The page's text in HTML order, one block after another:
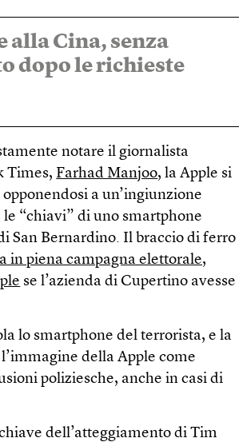
alla Cina, senza
dopo le richieste
notare il giornalista
Times, Farhad Manjoo, la Apple si
a un’ingiunzione
“chiavi” di uno smartphone
San Bernardino. Il braccio di ferro
in piena campagna elettorale,
se l’azienda di Cupertino avesse
lo smartphone del terrorista, e la
della Apple come
poliziesche, anche in casi di
dell’atteggiamento di Tim